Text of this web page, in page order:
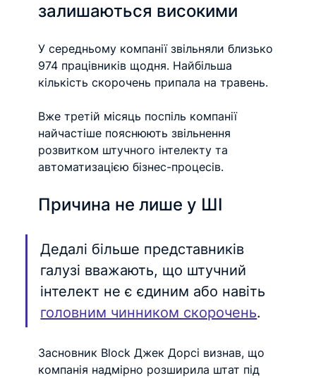
залишаються високими
У середньому компанії звільняли близько
974 працівників щодня. Найбільша
кількість скорочень припала на травень.
Вже третій місяць поспіль компанії
найчастіше пояснюють звільнення
розвитком штучного інтелекту та
автоматизацією бізнес-процесів.
Причина не лише у ШІ
Дедалі більше представників
галузі вважають, що штучний
інтелект не є єдиним або навіть
головним чинником скорочень.
Засновник Block Джек Дорсі визнав, що
компанія надмірно розширила штат під